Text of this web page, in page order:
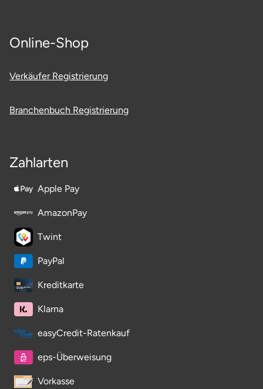
Online-Shop
Verkäufer Registrierung
Branchenbuch Registrierung
Zahlarten
Apple Pay
AmazonPay
Twint
PayPal
Kreditkarte
Klarna
easyCredit-Ratenkauf
eps-Überweisung
Vorkasse
Pirna
Plön
Potsdam
Prignitz
Rendsburg Eckernförde
Rheine
Rodgau
Rostock
Rügen